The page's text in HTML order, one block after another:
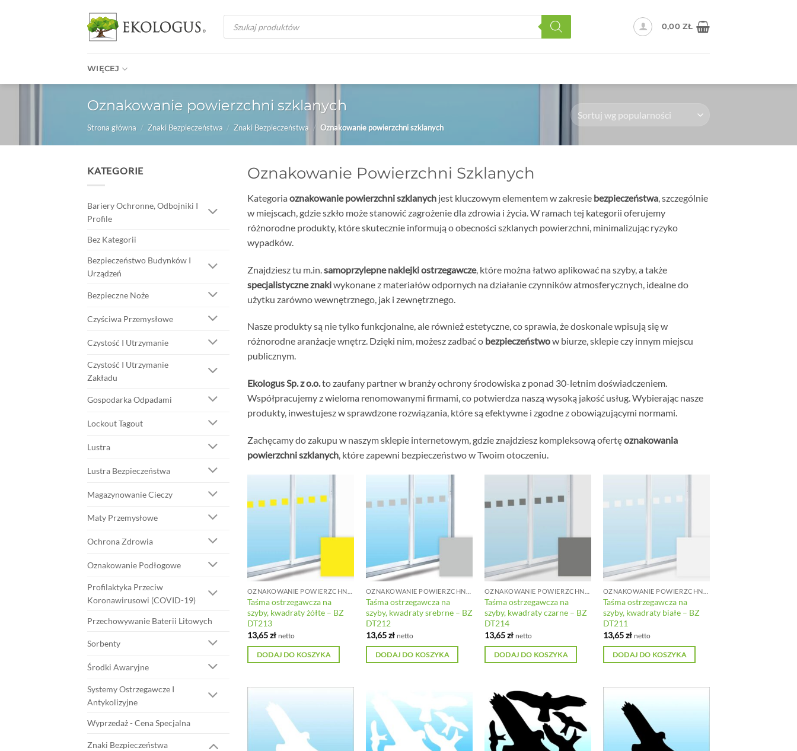
Wyszukiwarka
produktów
0,00ZŁ
WIĘCEJ
Oznakowanie powierzchni szklanych
Strona główna / Znaki Bezpieczeństwa / Znaki Bezpieczeństwa / Oznakowanie powierzchni szklanych
KATEGORIE
Bariery Ochronne, Odbojniki I
Profile
Bez Kategorii
Bezpieczeństwo Budynków I
Urządzeń
Bezpieczne Noże
Czyściwa Przemysłowe
Czystość I Utrzymanie
Czystość I Utrzymanie
Zakładu
Gospodarka Odpadami
Lockout Tagout
Lustra
Lustra Bezpieczeństwa
Magazynowanie Cieczy
Maty Przemysłowe
Ochrona Zdrowia
Oznakowanie Podłogowe
Profilaktyka Przeciw
Koronawirusowi (COVID-19)
Przechowywanie Baterii Litowych
Sorbenty
Środki Awaryjne
Systemy Ostrzegawcze I
Antykolizyjne
Wyprzedaż - Cena Specjalna
Znaki Bezpieczeństwa
Oznakowanie Powierzchni Szklanych
Kategoria oznakowanie powierzchni szklanych jest kluczowym elementem w zakresie bezpieczeństwa , szczególnie
w miejscach, gdzie szkło może stanowić zagrożenie dla zdrowia i życia. W ramach tej kategorii oferujemy
różnorodne produkty, które skutecznie informują o obecności szklanych powierzchni, minimalizując ryzyko
wypadków.
Znajdziesz tu m.in. samoprzylepne naklejki ostrzegawcze, które można łatwo aplikować na szyby, a także
specjalistyczne znakiwykonane z materiałów odpornych na działanie czynników atmosferycznych, idealne do
użytku zarówno wewnętrznego, jak i zewnętrznego.
Nasze produkty są nie tylko funkcjonalne, ale również estetyczne, co sprawia, że doskonale wpisują się w
różnorodne aranżacje wnętrz. Dzięki nim, możesz zadbać o bezpieczeństwow biurze, sklepie czy innym miejscu
publicznym.
Ekologus Sp. z o.o.to zaufany partner w branży ochrony środowiska z ponad 30-letnim doświadczeniem.
Współpracujemy z wieloma renomowanymi firmami, co potwierdza naszą wysoką jakość usług. Wybierając nasze
produkty, inwestujesz w sprawdzone rozwiązania, które są efektywne i zgodne z obowiązującymi normami.
Zachęcamy do zakupu w naszym sklepie internetowym, gdzie znajdziesz kompleksową ofertęoznakowania
powierzchni szklanych, które zapewni bezpieczeństwo w Twoim otoczeniu.
Taśma ostrzegawcza na
szyby, kwadraty żółte – BZ
DT213
13,65zł netto
DODAJ DO KOSZYKA
Taśma ostrzegawcza na
szyby, kwadraty srebrne – BZ
DT212
13,65zł netto
DODAJ DO KOSZYKA
Taśma ostrzegawcza na
szyby, kwadraty czarne – BZ
DT214
13,65zł netto
DODAJ DO KOSZYKA
Taśma ostrzegawcza na
szyby, kwadraty białe – BZ
DT211
13,65zł netto
DODAJ DO KOSZYKA